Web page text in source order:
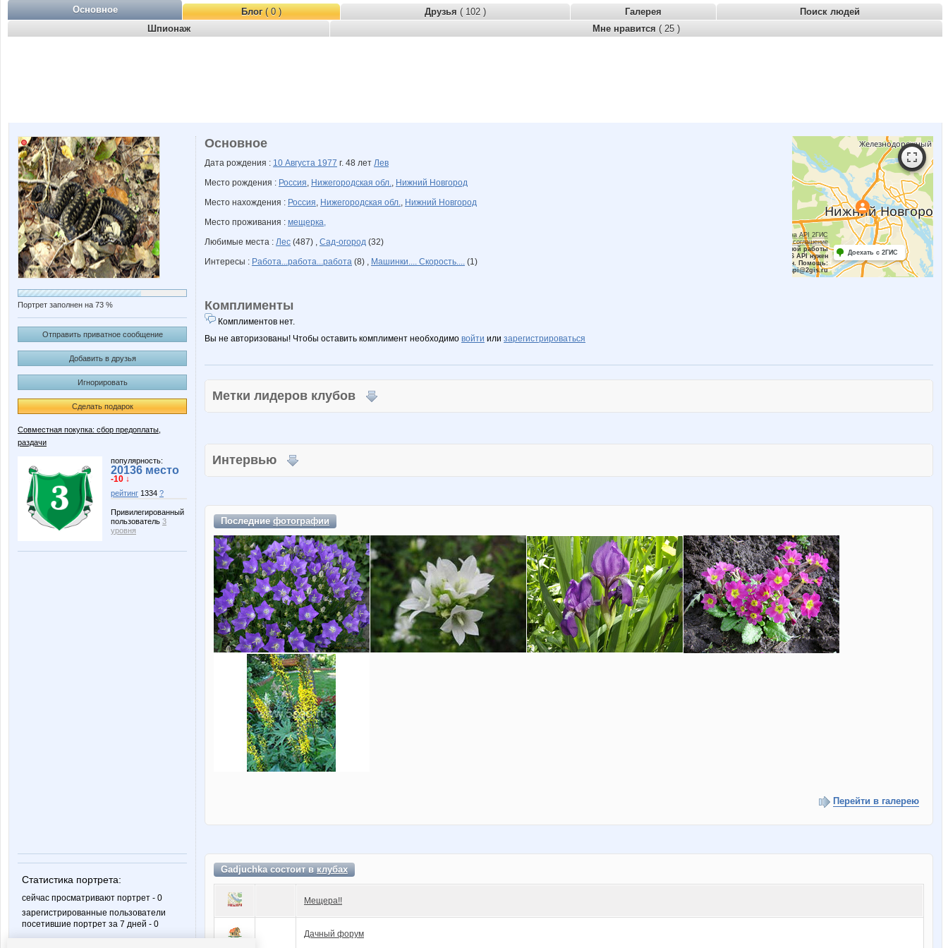
Основное Блог( 0 ) Друзья ( 102 ) Галерея
Поиск людей
Шпионаж
Мне нравится ( 25 )
Портрет заполнен на 73 %
Отправить приватное сообщение
Добавить в друзья
Игнорировать
Сделать подарок
Совместная покупка: сбор предоплаты,
раздачи
популярность:
20136 место
-10 ↓
рейтинг 1334 ?
Привилегированный
пользователь 3
уровня
Статистика портрета:
сейчас просматривают портрет - 0
зарегистрированные пользователи
посетившие портрет за 7 дней - 0
Работает на API 2ГИС
Лицензионное соглашение
Для корректной работы
Raster JS API нужен
ключ. Помощь:
api@2gis.ru
Доехать с 2ГИС
Основное
Дата рождения : 10 Августа 1977 г. 48 лет Лев
Место рождения : Россия, Нижегородская обл., Нижний Новгород
Место нахождения : Россия, Нижегородская обл., Нижний Новгород
Место проживания : мещерка,
Любимые места : Лес (487) , Сад-огород (32)
Интересы : Работа...работа...работа (8) , Машинки.... Скорость.... (1)
Комплименты
Комплиментов нет.
Вы не авторизованы! Чтобы оставить комплимент необходимо войти или зарегистрироваться
Метки лидеров клубов
Интервью
Последниефотографии
Перейти в галерею
Gadjuchka состоит вклубах
Мещера!!
Дачный форум